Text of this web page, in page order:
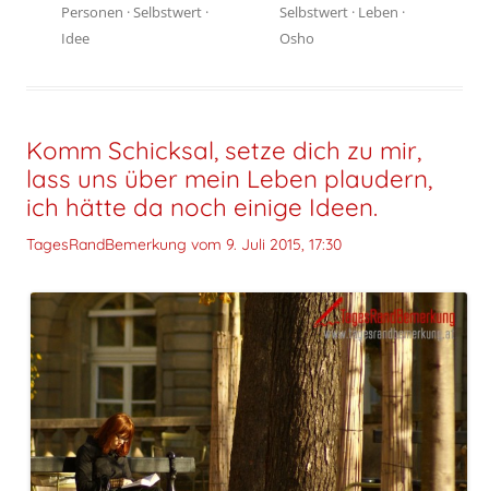
Personen ·Selbstwert ·
Idee
Selbstwert · Leben ·
Osho
Komm Schicksal, setze dich zu mir,
lass uns über mein Leben plaudern,
ich hätte da noch einige Ideen.
TagesRandBemerkung vom 9. Juli 2015, 17:30